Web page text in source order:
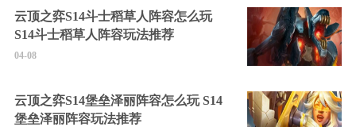
云顶之弈S14斗士稻草人阵容怎么玩
S14斗士稻草人阵容玩法推荐
04-08
云顶之弈S14堡垒泽丽阵容怎么玩 S14
堡垒泽丽阵容玩法推荐